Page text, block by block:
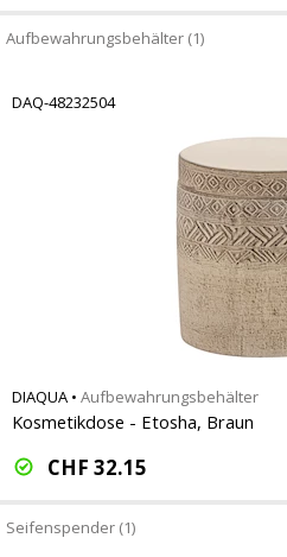
Aufbewahrungsbehälter (1)
DAQ-48232504
DIAQUA • Aufbewahrungsbehälter
Kosmetikdose - Etosha, Braun
CHF 32.15
Seifenspender (1)